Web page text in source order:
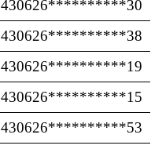
430626**********30
430626**********38
430626**********19
430626**********15
430626**********53